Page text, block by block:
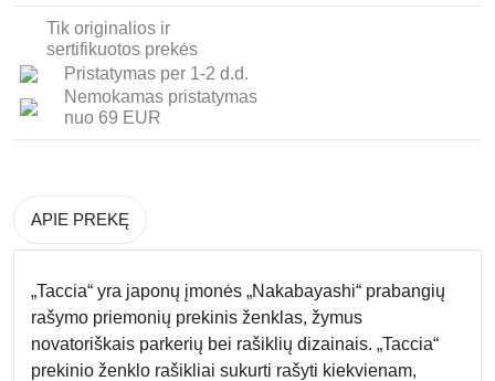
Tik originalios ir
sertifikuotos prekės
Pristatymas per 1-2 d.d.
Nemokamas pristatymas
nuo 69 EUR
APIE PREKĘ
„Taccia“ yra japonų įmonės „Nakabayashi“ prabangių
rašymo priemonių prekinis ženklas, žymus
novatoriškais parkerių bei rašiklių dizainais. „Taccia“
prekinio ženklo rašikliai sukurti rašyti kiekvienam,